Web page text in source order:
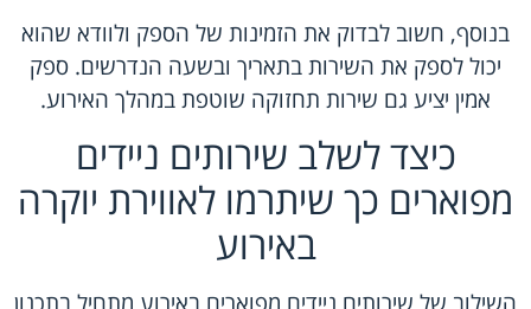
בנוסף, חשוב לבדוק את הזמינות של הספק ולוודא שהוא
יכול לספק את השירות בתאריך ובשעה הנדרשים. ספק
אמין יציע גם שירות תחזוקה שוטפת במהלך האירוע.
כיצד לשלב שירותים ניידים
מפוארים כך שיתרמו לאווירת יוקרה
באירוע